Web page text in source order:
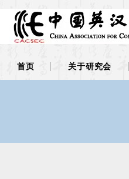
首页 关于研究会